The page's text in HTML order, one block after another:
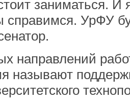
заниматься. И
справимся. УрФУ
направлений
называют